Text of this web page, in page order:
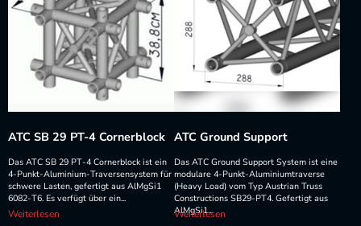
ATC SB 29 PT-4 Cornerblock
Das ATC SB 29 PT-4 Cornerblock ist ein
4-Punkt-Aluminium-Traversensystem für
schwere Lasten, gefertigt aus AlMgSi1
6082-T6. Es verfügt über ein...
Weiterlesen
ATC Ground Support
Das ATC Ground Support System ist eine
modulare 4-Punkt-Aluminiumtraverse
(Heavy Load) vom Typ Austrian Truss
Constructions SB29-PT4. Gefertigt aus
AlMgSi1...
Weiterlesen